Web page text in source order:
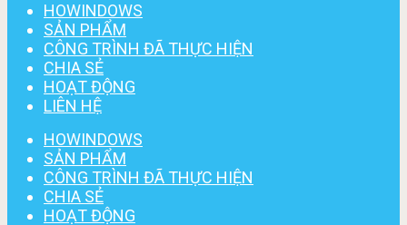
HOWINDOWS
SẢN PHẨM
CÔNG TRÌNH ĐÃ THỰC HIỆN
CHIA SẺ
HOẠT ĐỘNG
LIÊN HỆ
HOWINDOWS
SẢN PHẨM
CÔNG TRÌNH ĐÃ THỰC HIỆN
CHIA SẺ
HOẠT ĐỘNG